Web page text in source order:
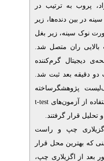
t-